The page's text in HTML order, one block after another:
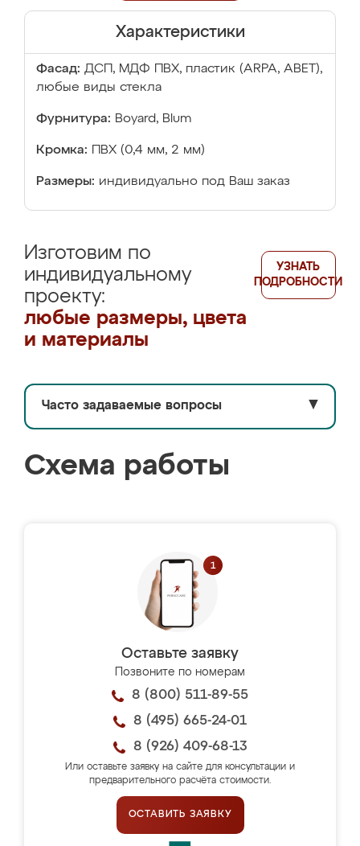
Характеристики
Фасад: ДСП, МДФ ПВХ, пластик (ARPA, ABET),
любые виды стекла
Фурнитура: Boyard, Blum
Кромка: ПВХ (0,4 мм, 2 мм)
Размеры: индивидуально под Ваш заказ
Изготовим по
индивидуальному
проекту:
любые размеры, цвета
и материалы
УЗНАТЬ
ПОДРОБНОСТИ
Часто задаваемые вопросы ▼
Схема работы
Оставьте заявку
Позвоните по номерам
8 (800) 511-89-55
8 (495) 665-24-01
8 (926) 409-68-13
Или оставьте заявку на сайте для консультации и
предварительного расчёта стоимости.
ОСТАВИТЬ ЗАЯВКУ